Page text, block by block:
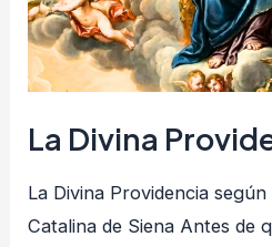
La Divina
La Divina Providencia
Catalina de Siena Antes de